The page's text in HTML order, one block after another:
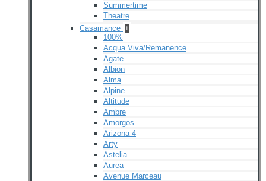
Summertime
Theatre
Casamance +
100%
Acqua Viva/Remanence
Agate
Albion
Alma
Alpine
Altitude
Ambre
Amorgos
Arizona 4
Arty
Astelia
Aurea
Avenue Marceau